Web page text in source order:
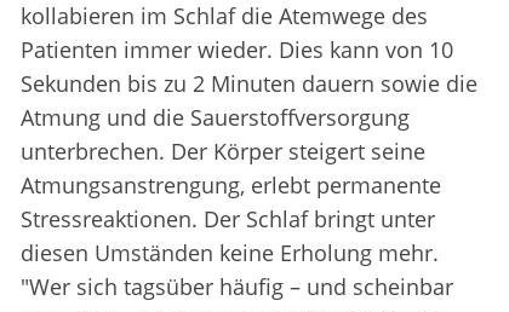
kollabieren im Schlaf die Atemwege des
Patienten immer wieder. Dies kann von 10
Sekunden bis zu 2 Minuten dauern sowie die
Atmung und die Sauerstoffversorgung
unterbrechen. Der Körper steigert seine
Atmungsanstrengung, erlebt permanente
Stressreaktionen. Der Schlaf bringt unter
diesen Umständen keine Erholung mehr.
"Wer sich tagsüber häufig – und scheinbar